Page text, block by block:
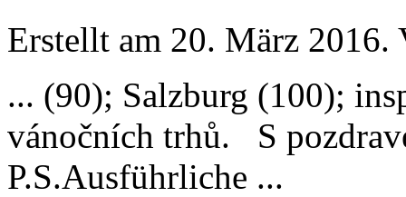
Erstellt am 20. März
... (90); Salzburg (100);
vánočních trhů. S
P.S.Ausführliche ...